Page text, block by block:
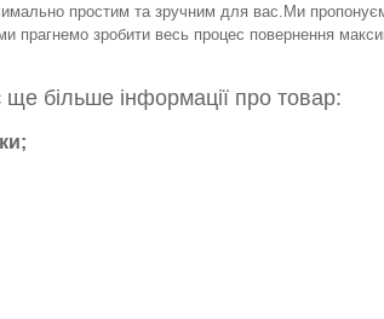
простим та зручним для вас.Ми
прагнемо зробити весь процес повернення
більше інформації про товар: